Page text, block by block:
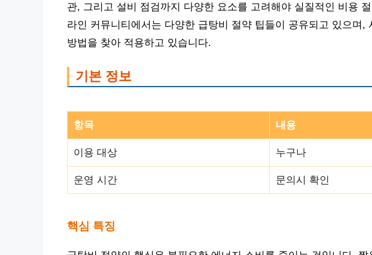
관, 그리고 설비 점검까지 다양한 요소를 고려해야 실질적인 비용
라인 커뮤니티에서는 다양한 급탕비 절약 팁들이 공유되고 있으며,
방법을 찾아 적용하고 있습니다.
기본 정보
항목 내용
이용 대상 누구나
운영 시간 문의시 확인
핵심 특징